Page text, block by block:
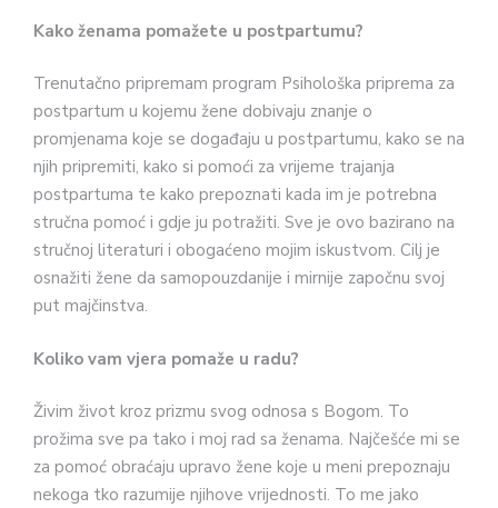
Kako ženama pomažete u postpartumu?
Trenutačno pripremam program Psihološka priprema za
postpartum u kojemu žene dobivaju znanje o
promjenama koje se događaju u postpartumu, kako se na
njih pripremiti, kako si pomoći za vrijeme trajanja
postpartuma te kako prepoznati kada im je potrebna
stručna pomoć i gdje ju potražiti. Sve je ovo bazirano na
stručnoj literaturi i obogaćeno mojim iskustvom. Cilj je
osnažiti žene da samopouzdanije i mirnije započnu svoj
put majčinstva.
Koliko vam vjera pomaže u radu?
Živim život kroz prizmu svog odnosa s Bogom. To
prožima sve pa tako i moj rad sa ženama. Najčešće mi se
za pomoć obraćaju upravo žene koje u meni prepoznaju
nekoga tko razumije njihove vrijednosti. To me jako